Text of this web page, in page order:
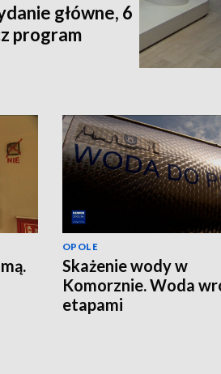
główne, 6
program
OPOLE
Skażenie wody w
Komorznie. Woda
etapami